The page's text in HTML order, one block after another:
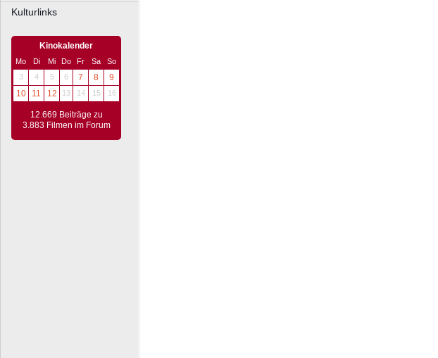
Kulturlinks
Kinokalender
Mo Di Mi Do Fr Sa
So
3
4 5 6 7 8
9
10
11 12 13 14 15 16
12.669 Beiträge zu
3.883 Filmen im Forum